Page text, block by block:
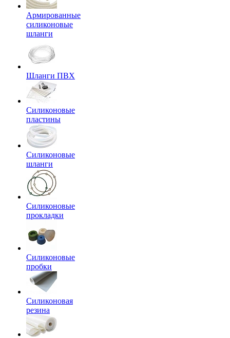
Армированные
силиконовые
шланги
Шланги ПВХ
Силиконовые
пластины
Силиконовые
шланги
Силиконовые
прокладки
Силиконовые
пробки
Силиконовая
резина